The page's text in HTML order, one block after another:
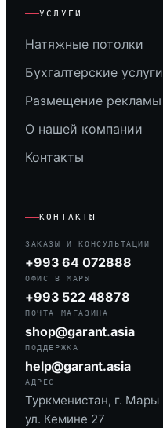
УСЛУГИ
Натяжные потолки
Бухгалтерские услуги
Размещение рекламы
О нашей компании
Контакты
КОНТАКТЫ
ЗАКАЗЫ И КОНСУЛЬТАЦИИ
+993 64 072888
ОФИС В МАРЫ
+993 522 48878
ПОЧТА МАГАЗИНА
shop@garant.asia
ПОДДЕРЖКА
help@garant.asia
АДРЕС
Туркменистан, г. Мары
ул. Кемине 27